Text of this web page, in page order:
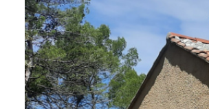
Contact